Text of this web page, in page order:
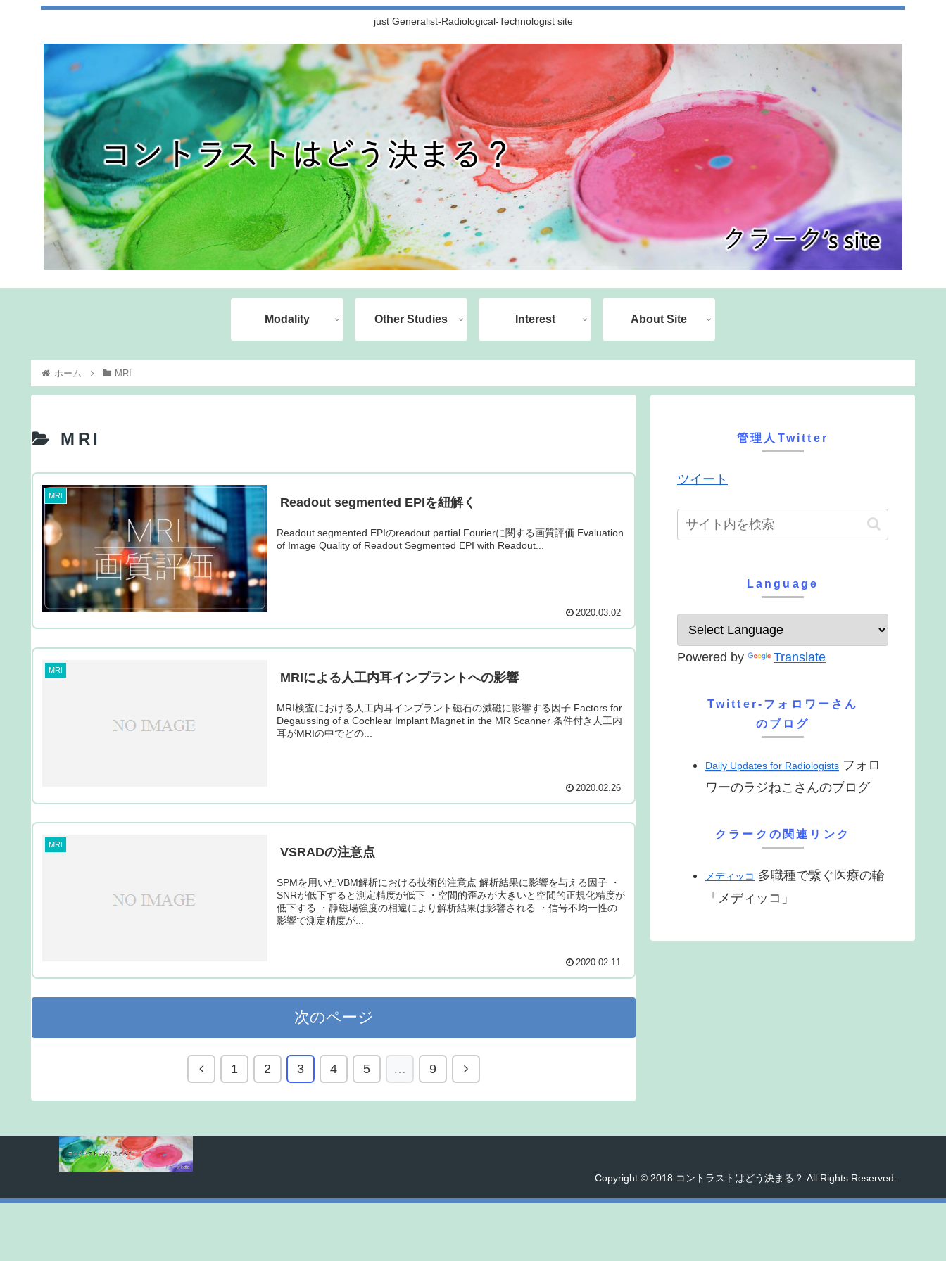
just Generalist-Radiological-Technologist site
Modality Other Studies Interest About Site
ホーム MRI
MRI
MRI
Readout segmented EPIを紐解く
Readout segmented EPIのreadout partial Fourierに関する画質評価 Evaluation
of Image Quality of Readout Segmented EPI with Readout...
2020.03.02
MRI
MRIによる人工内耳インプラントへの影響
MRI検査における人工内耳インプラント磁石の減磁に影響する因子 Factors for
Degaussing of a Cochlear Implant Magnet in the MR Scanner 条件付き人工内
耳がMRIの中でどの...
2020.02.26
MRI
VSRADの注意点
SPMを用いたVBM解析における技術的注意点 解析結果に影響を与える因子 ・
SNRが低下すると測定精度が低下 ・空間的歪みが大きいと空間的正規化精度が
低下する ・静磁場強度の相違により解析結果は影響される ・信号不均一性の
影響で測定精度が...
2020.02.11
次のページ
1 2 3 4 5 … 9
管理人Twitter
ツイート
Language
Powered by Translate
Twitter-フォロワーさん
のブログ
Daily Updates for Radiologists フォロ
ワーのラジねこさんのブログ
クラークの関連リンク
メディッコ 多職種で繋ぐ医療の輪
「メディッコ」
Copyright © 2018 コントラストはどう決まる？ All Rights Reserved.